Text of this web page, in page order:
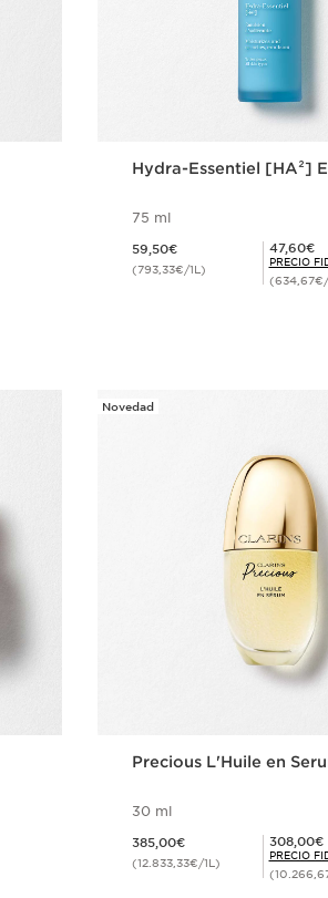
Hydra-Essentiel [HA²]
75 ml
59,50€
(793,33€/1L)
Precio Fidelidad 47,60€
47,60€
PRECIO
(634,67€/
Novedad
Precious L'Huile en
30 ml
385,00€
(12.833,33€/1L)
Precio Fidelidad 308,00€
308,00€
PRECIO